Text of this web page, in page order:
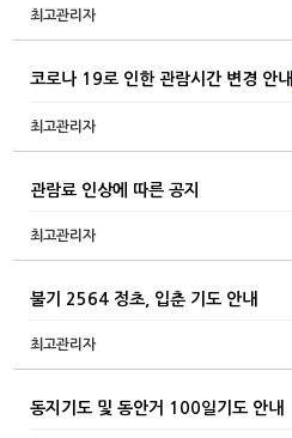
최고관리자
코로나 19로 인한 관람시간 변경 안내
최고관리자
관람료 인상에 따른 공지
최고관리자
불기 2564 정초, 입춘 기도 안내
최고관리자
동지기도 및 동안거 100일기도 안내